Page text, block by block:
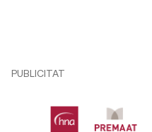
PUBLICITAT